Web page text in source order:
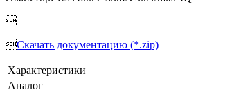

Скачать документацию (*.zip)
Характеристики
Аналог